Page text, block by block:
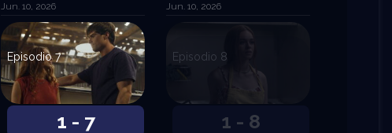
Jun. 10, 2026 Jun. 10, 2026
1 - 7
Episodio 7
1 - 8
Episodio 8